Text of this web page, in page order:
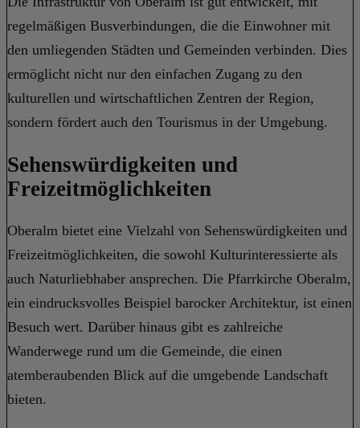
regelmäßigen Busverbindungen, die die Einwohner mit
den umliegenden Städten und Gemeinden verbinden. Dies
ermöglicht nicht nur den einfachen Zugang zu den
kulturellen und wirtschaftlichen Zentren der Region,
sondern fördert auch den Tourismus in der Umgebung.
Sehenswürdigkeiten und
Freizeitmöglichkeiten
Oberalm bietet eine Vielzahl von Sehenswürdigkeiten und
Freizeitmöglichkeiten, die sowohl Kulturinteressierte als
auch Naturliebhaber ansprechen. Die Pfarrkirche Oberalm,
ein eindrucksvolles Beispiel barocker Architektur, ist einen
Besuch wert. Darüber hinaus gibt es zahlreiche
Wanderwege rund um die Gemeinde, die einen
atemberaubenden Blick auf die umgebende Landschaft
bieten.